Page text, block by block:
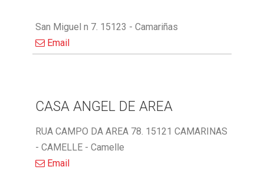
San Miguel n 7. 15123 - Camariñas
Email
CASA ANGEL DE AREA
RUA CAMPO DA AREA 78. 15121 CAMARINAS
- CAMELLE - Camelle
Email